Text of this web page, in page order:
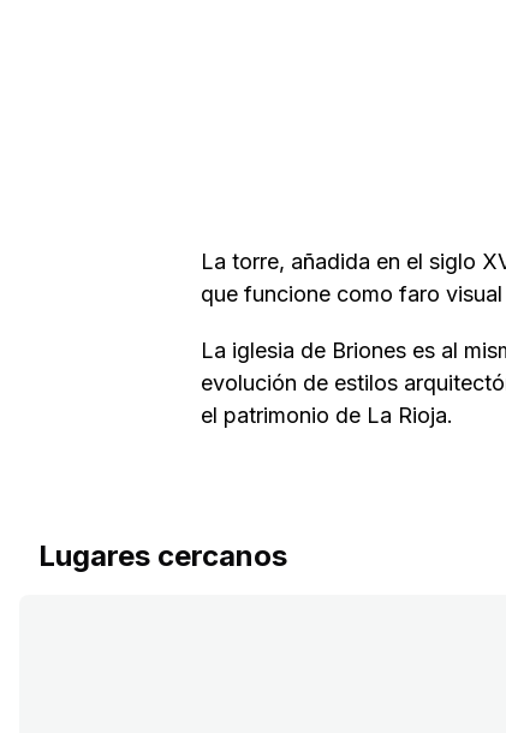
La torre, añadida en el siglo
que funcione como faro
La iglesia de Briones es al
evolución de estilos
el patrimonio de La Rioja.
Lugares cercanos